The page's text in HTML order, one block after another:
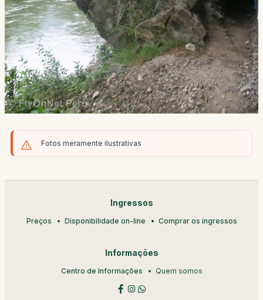
Fotos meramente ilustrativas
Ingressos
Preços Disponibilidade on-line Comprar os ingressos
Informações
Centro de Informações Quem somos